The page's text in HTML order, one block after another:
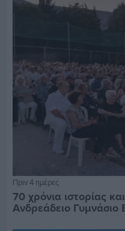
Πριν 4 ημέρες
70 χρόνια ιστορίας
Ανδρεάδειο Γυμνάσιο